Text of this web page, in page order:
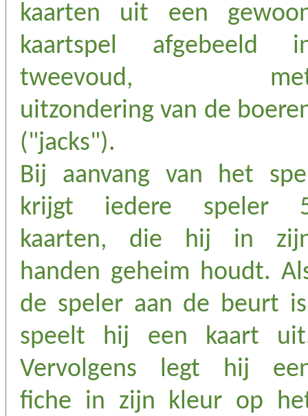
kaarten uit een
kaartspel afgebeeld
tweevoud,
uitzondering van de
("jacks").
Bij aanvang van het
krijgt iedere speler
kaarten, die hij in
handen geheim houdt.
de speler aan de beurt
speelt hij een kaart
Vervolgens legt hij
fiche in zijn kleur op